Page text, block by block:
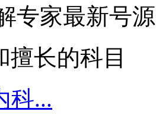
专家最新号
擅长的科目
科...